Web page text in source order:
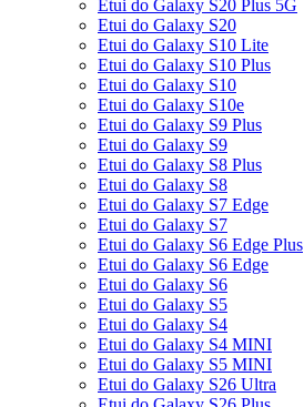
Etui do Galaxy S20 Plus 5G
Etui do Galaxy S20
Etui do Galaxy S10 Lite
Etui do Galaxy S10 Plus
Etui do Galaxy S10
Etui do Galaxy S10e
Etui do Galaxy S9 Plus
Etui do Galaxy S9
Etui do Galaxy S8 Plus
Etui do Galaxy S8
Etui do Galaxy S7 Edge
Etui do Galaxy S7
Etui do Galaxy S6 Edge Plus
Etui do Galaxy S6 Edge
Etui do Galaxy S6
Etui do Galaxy S5
Etui do Galaxy S4
Etui do Galaxy S4 MINI
Etui do Galaxy S5 MINI
Etui do Galaxy S26 Ultra